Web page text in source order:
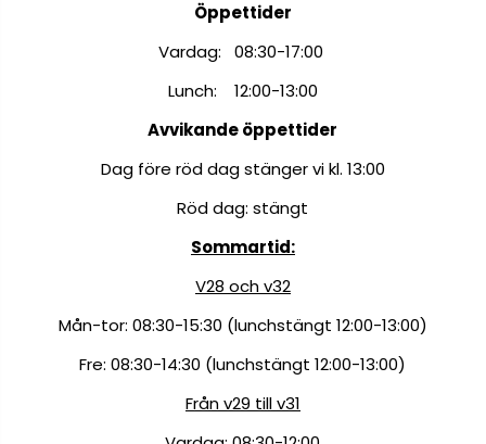
Öppettider
Vardag: 08:30-17:00
Lunch: 12:00-13:00
Avvikande öppettider
Dag före röd dag stänger vi kl. 13:00
Röd dag: stängt
Sommartid:
V28 och v32
Mån-tor: 08:30-15:30 (lunchstängt 12:00-13:00)
Fre: 08:30-14:30 (lunchstängt 12:00-13:00)
Från v29 till v31